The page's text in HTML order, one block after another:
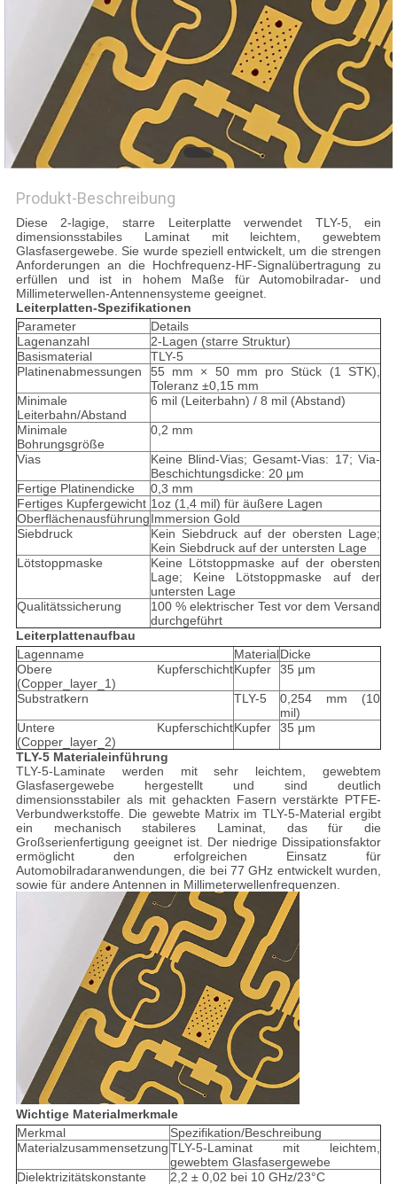
Produkt-Beschreibung
Diese 2-lagige, starre Leiterplatte verwendet TLY-5, ein
dimensionsstabiles Laminat mit leichtem, gewebtem
Glasfasergewebe. Sie wurde speziell entwickelt, um die strengen
Anforderungen an die Hochfrequenz-HF-Signalübertragung zu
erfüllen und ist in hohem Maße für Automobilradar- und
Millimeterwellen-Antennensysteme geeignet.
Leiterplatten-Spezifikationen
Parameter
Details
Lagenanzahl
2-Lagen (starre Struktur)
Basismaterial
TLY-5
Platinenabmessungen
55 mm × 50 mm pro Stück (1 STK),
Toleranz ±0,15 mm
Minimale
Leiterbahn/Abstand
6 mil (Leiterbahn) / 8 mil (Abstand)
Minimale
Bohrungsgröße
0,2 mm
Vias
Keine Blind-Vias; Gesamt-Vias: 17; Via-
Beschichtungsdicke: 20 μm
Fertige Platinendicke
0,3 mm
Fertiges Kupfergewicht 1oz (1,4 mil) für äußere Lagen
OberflächenausführungImmersion Gold
Siebdruck
Kein Siebdruck auf der obersten Lage;
Kein Siebdruck auf der untersten Lage
Lötstoppmaske
Keine Lötstoppmaske auf der obersten
Lage; Keine Lötstoppmaske auf der
untersten Lage
Qualitätssicherung
100 % elektrischer Test vor dem Versand
durchgeführt
Leiterplattenaufbau
Lagenname
MaterialDicke
Obere Kupferschicht
(Copper_layer_1)
Kupfer 35 μm
Substratkern TLY-5
0,254 mm (10
mil)
Untere Kupferschicht
(Copper_layer_2)
Kupfer 35 μm
TLY-5 Materialeinführung
TLY-5-Laminate werden mit sehr leichtem, gewebtem
Glasfasergewebe hergestellt und sind deutlich
dimensionsstabiler als mit gehackten Fasern verstärkte PTFE-
Verbundwerkstoffe. Die gewebte Matrix im TLY-5-Material ergibt
ein mechanisch stabileres Laminat, das für die
Großserienfertigung geeignet ist. Der niedrige Dissipationsfaktor
ermöglicht den erfolgreichen Einsatz für
Automobilradaranwendungen, die bei 77 GHz entwickelt wurden,
sowie für andere Antennen in Millimeterwellenfrequenzen.
Wichtige Materialmerkmale
Merkmal
Spezifikation/Beschreibung
MaterialzusammensetzungTLY-5-Laminat mit leichtem,
gewebtem Glasfasergewebe
Dielektrizitätskonstante
2,2 ± 0,02 bei 10 GHz/23°C